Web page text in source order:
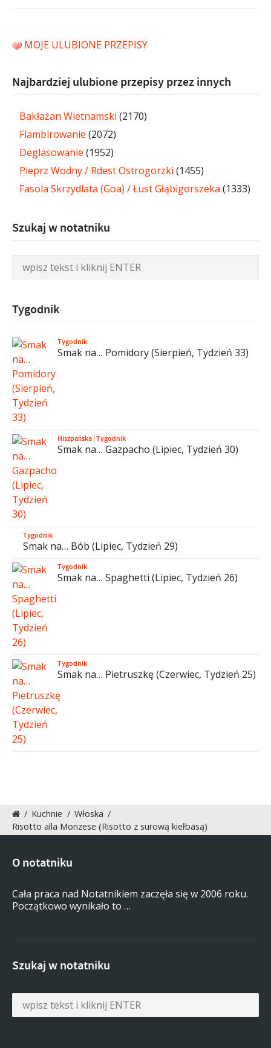
MOJE ULUBIONE PRZEPISY
Najbardziej ulubione przepisy przez innych
Bakłażan Wietnamski (2170)
Flambirowanie (2072)
Deglasowanie (1952)
Pieprz Wodny / Rdest Ostrogorzki (1455)
Fasola Skrzydlata (Goa) / Łust Głąbigorszeka (1333)
Szukaj w notatniku
Tygodnik
Tygodnik
Smak na… Pomidory (Sierpień, Tydzień 33)
Hiszpańska|Tygodnik
Smak na… Gazpacho (Lipiec, Tydzień 30)
Tygodnik
Smak na… Bób (Lipiec, Tydzień 29)
Tygodnik
Smak na… Spaghetti (Lipiec, Tydzień 26)
Tygodnik
Smak na… Pietruszkę (Czerwiec, Tydzień 25)
/ Kuchnie / Włoska /
Risotto alla Monzese (Risotto z surową kiełbasą)
O notatniku
Cała praca nad Notatnikiem zaczęła się w 2006 roku.
Początkowo wynikało to …
Szukaj w notatniku